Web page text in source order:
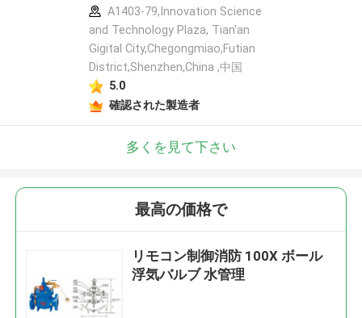
A1403-79,Innovation Science
and Technology Plaza, Tian'an
Gigital City,Chegongmiao,Futian
District,Shenzhen,China ,中国
5.0
確認された製造者
多くを見て下さい
最高の価格で
リモコン制御消防 100X ボール
浮気バルブ 水管理